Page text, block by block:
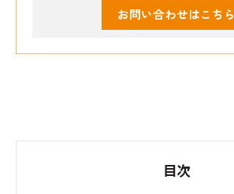
お問い合わせはこちら
目次